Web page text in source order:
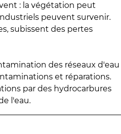
: la végétation peut
peuvent survenir.
subissent des pertes
des réseaux d'eau
et réparations.
par des hydrocarbures
l'eau.